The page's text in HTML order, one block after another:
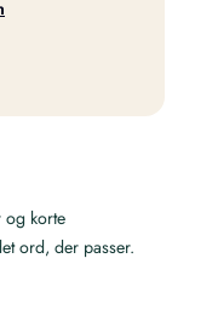
og korte
ord, der passer.